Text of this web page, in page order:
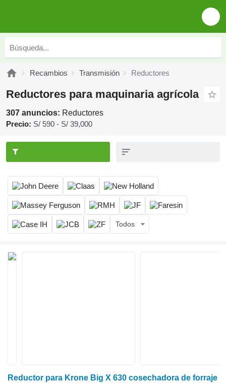
Recambios Transmisión Reductores
Reductores para maquinaria agrícola
307 anuncios: Reductores
Precio: S/ 590 - S/ 39,000
Todos
Reductor para Krone Big X 630 cosechadora de forraje